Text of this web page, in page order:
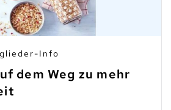
Info
dem Weg zu mehr